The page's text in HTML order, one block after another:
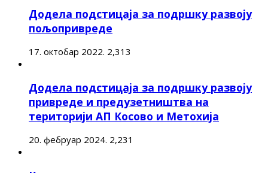
Додела подстицаја за подршку развоју
пољопривреде
17. октобар 2022. 2,313
Додела подстицаја за подршку развоју
привреде и предузетништва на
територији АП Косово и Метохија
20. фебруар 2024. 2,231